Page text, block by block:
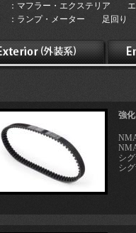
：マフラー・エクステリア エ
：ランプ・メーター 足回り
強
シ
シ